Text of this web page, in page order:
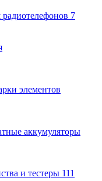
7
элементов
аккумуляторы
и тестеры 111